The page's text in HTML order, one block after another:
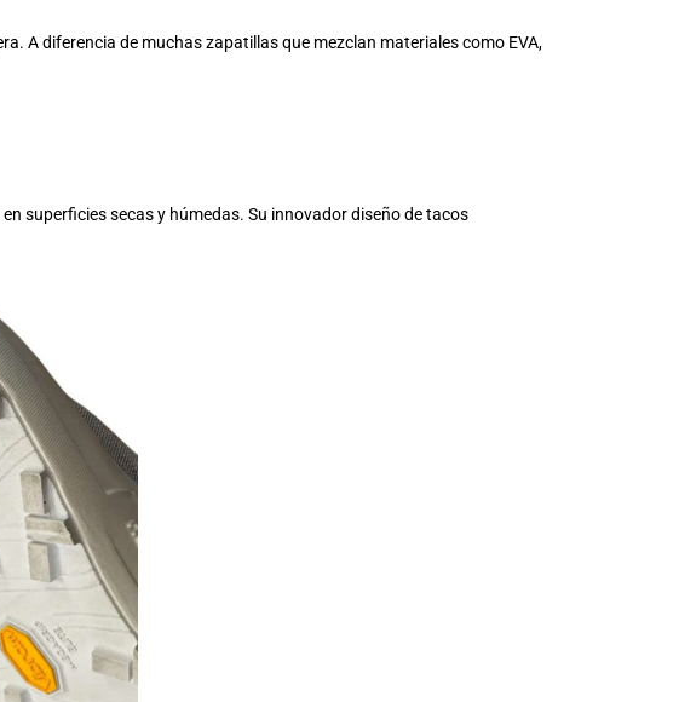
A diferencia de muchas zapatillas que mezclan materiales como EVA,
superficies secas y húmedas. Su innovador diseño de tacos